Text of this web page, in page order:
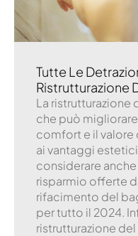
Tutte Le
Ristrutturazione
La ristrutturazione
che può
comfort e il valore
ai vantaggi
considerare
risparmio offerte
rifacimento del
per tutto il 2024.
ristrutturazione